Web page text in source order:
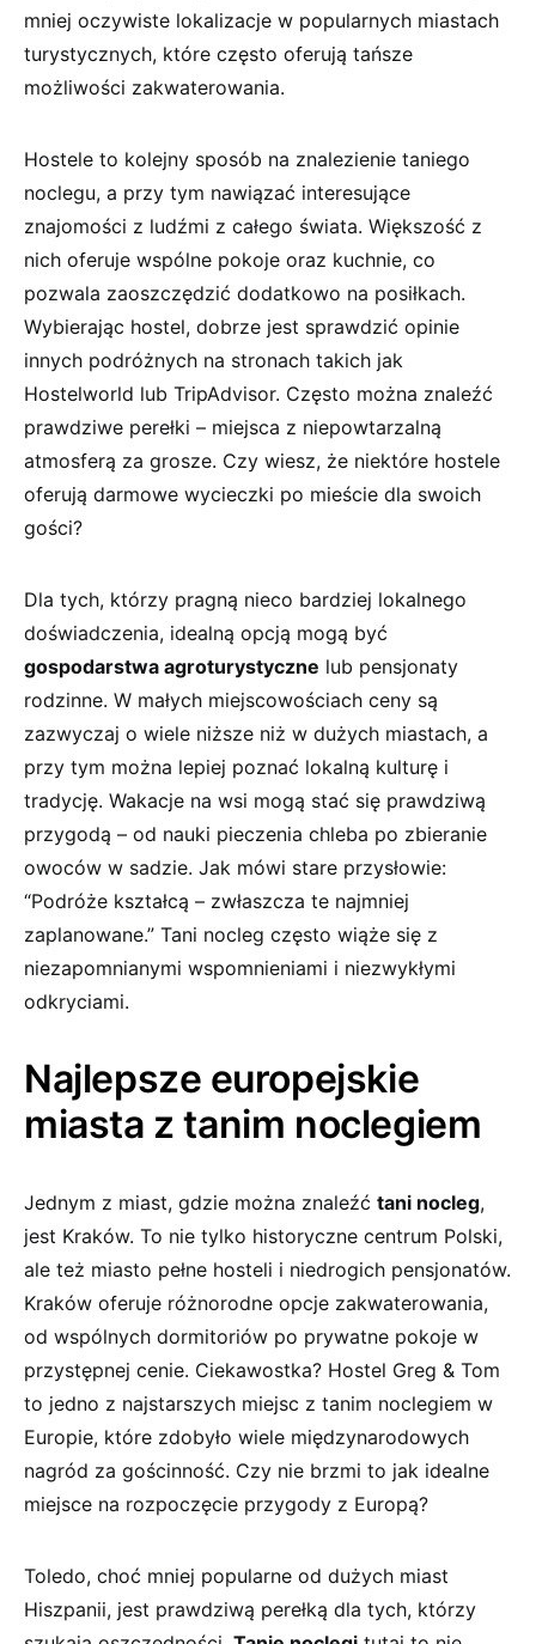
mniej⁢ oczywiste lokalizacje w popularnych miastach
turystycznych, które często oferują tańsze
możliwości zakwaterowania.
Hostele to⁣ kolejny sposób na⁤ znalezienie ⁤taniego‍
noclegu, a‍ przy tym nawiązać interesujące
znajomości ⁤z ludźmi z całego świata. Większość⁤ z
nich ​oferuje wspólne pokoje ​oraz​ kuchnie, co
pozwala zaoszczędzić dodatkowo na ​posiłkach.
Wybierając hostel, ⁢dobrze‍ jest sprawdzić ⁤opinie‍
innych podróżnych na‍ stronach takich jak
Hostelworld ⁤lub TripAdvisor. ⁣Często można znaleźć​
prawdziwe⁢ perełki – miejsca z niepowtarzalną
atmosferą za​ grosze. ‍Czy wiesz, ​że niektóre hostele
oferują ‌darmowe ⁢wycieczki‍ po ⁢mieście dla swoich
gości?
Dla⁤ tych, którzy ‍pragną nieco bardziej lokalnego⁣
doświadczenia,​ idealną opcją‍ mogą być
gospodarstwa agroturystyczne lub pensjonaty
rodzinne. W małych⁢ miejscowościach‌ ceny są
zazwyczaj‌ o wiele​ niższe niż w dużych miastach, ⁢a
przy ⁤tym można lepiej poznać lokalną‌ kulturę ⁤i
tradycję. Wakacje na wsi mogą⁢ stać się prawdziwą
przygodą – ​od nauki pieczenia chleba ⁣po⁤ zbieranie
owoców w sadzie. Jak mówi stare⁣ przysłowie:
“Podróże ⁤kształcą – ‌zwłaszcza te najmniej
zaplanowane.” ​Tani nocleg często wiąże się z⁤
niezapomnianymi wspomnieniami i ⁣niezwykłymi
odkryciami.
Najlepsze⁣ europejskie
miasta ‍z tanim noclegiem
Jednym z miast, gdzie można znaleźć tani nocleg,
jest Kraków. To⁤ nie tylko ⁢historyczne centrum ⁣Polski,
ale też⁤ miasto pełne​ hosteli i niedrogich pensjonatów.
Kraków oferuje różnorodne ⁣opcje zakwaterowania,
od ‍wspólnych dormitoriów po ​prywatne pokoje w
przystępnej cenie.⁤ Ciekawostka? Hostel Greg & Tom
to jedno z najstarszych miejsc⁤ z tanim noclegiem w⁤
Europie, które zdobyło ‍wiele międzynarodowych
nagród⁤ za gościnność. ⁤Czy nie ​brzmi ⁣to⁢ jak​ idealne
miejsce na rozpoczęcie przygody z⁤ Europą?
Toledo,⁢ choć mniej popularne od ‍dużych miast
Hiszpanii, jest‍ prawdziwą perełką​ dla tych, którzy